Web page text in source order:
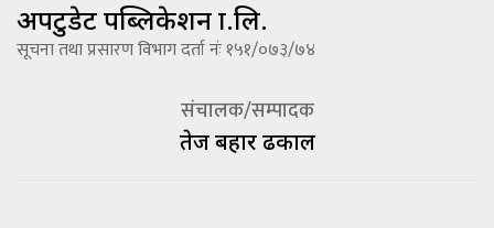
अपटुडेट पब्लिकेशन प्रा.लि.
सूचना तथा प्रसारण विभाग दर्ता नंः १५१/०७३/७४
संचालक/सम्पादक
तेज बहादूर ढकाल